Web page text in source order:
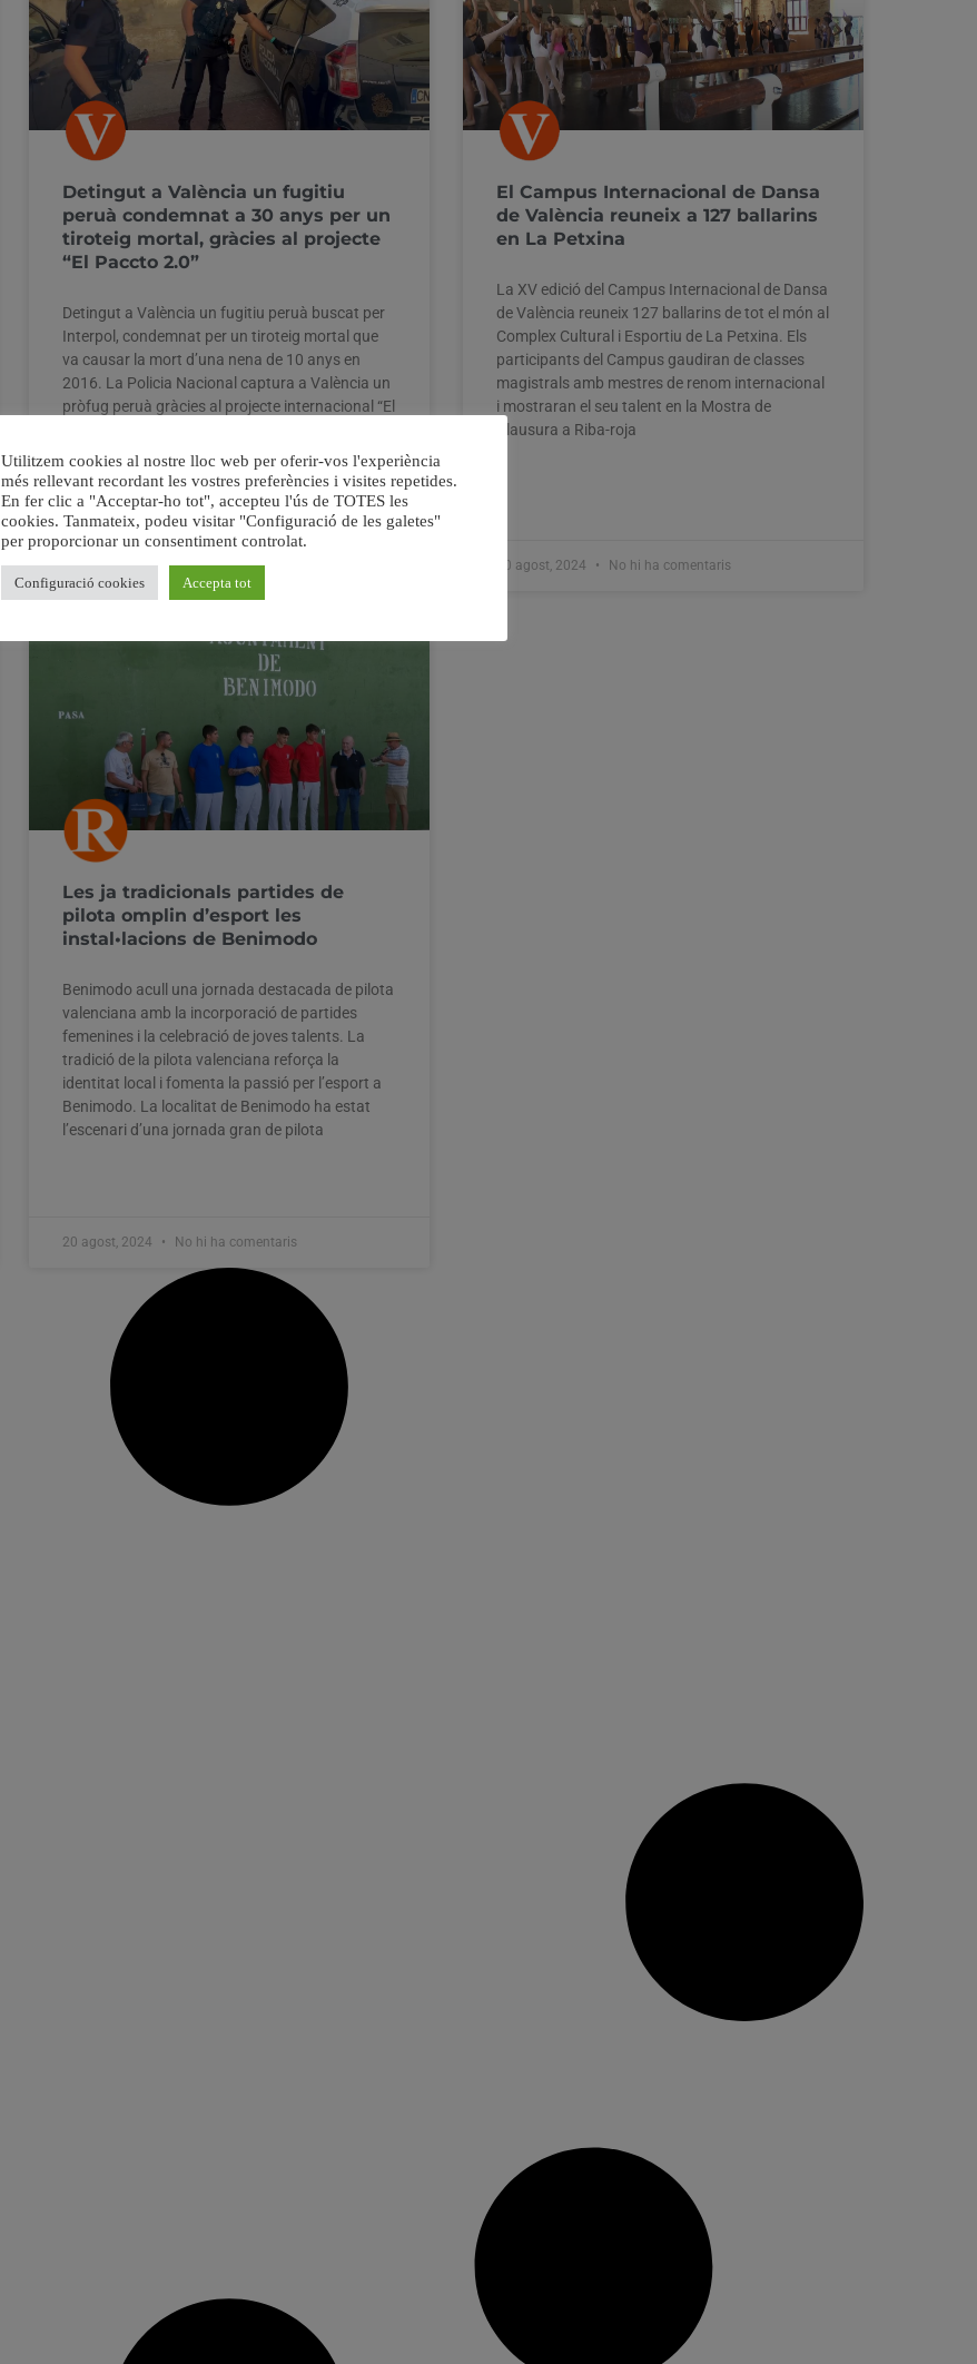
Detingut a València un fugitiu
peruà condemnat a 30 anys per un
tiroteig mortal, gràcies al projecte
“El Paccto 2.0”
Detingut a València un fugitiu peruà buscat per
Interpol, condemnat per un tiroteig mortal que
va causar la mort d’una nena de 10 anys en
2016. La Policia Nacional captura a València un
pròfug peruà gràcies al projecte internacional “El
detenció de
20 agost, 2024 No hi ha comentaris
El Campus Internacional de Dansa
de València reuneix a 127 ballarins
en La Petxina
La XV edició del Campus Internacional de Dansa
de València reuneix 127 ballarins de tot el món al
Complex Cultural i Esportiu de La Petxina. Els
participants del Campus gaudiran de classes
magistrals amb mestres de renom internacional
i mostraran el seu talent en la Mostra de
Clausura a Riba-roja
20 agost, 2024 No hi ha comentaris
Les ja tradicionals partides de
pilota omplin d’esport les
instal•lacions de Benimodo
Benimodo acull una jornada destacada de pilota
valenciana amb la incorporació de partides
femenines i la celebració de joves talents. La
tradició de la pilota valenciana reforça la
identitat local i fomenta la passió per l’esport a
Benimodo. La localitat de Benimodo ha estat
l’escenari d’una jornada gran de pilota
20 agost, 2024 No hi ha comentaris
Utilitzem cookies al nostre lloc web per oferir-vos l'experiència
més rellevant recordant les vostres preferències i visites repetides.
En fer clic a "Acceptar-ho tot", accepteu l'ús de TOTES les
cookies. Tanmateix, podeu visitar "Configuració de les galetes"
per proporcionar un consentiment controlat.
Configuració cookies Accepta tot